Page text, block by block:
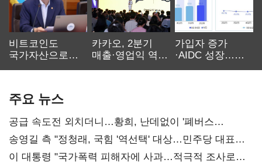
비트코인도
국가자산으로…'
카카오, 2분기
매출·영업익 역대
가입자 증가
·AIDC 성장…
주요 뉴스
공급 속도전 외치더니…황희, 난데없이 '폐버스
리모델링' 제안
송영길 측 "정청래, 국힘 '역선택' 대상…민주당 대표로
총선 지휘 못해"
이 대통령 "국가폭력 피해자에 사과…적극적 조사로